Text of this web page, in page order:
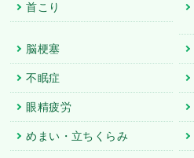
首こり
脳梗塞
不眠症
眼精疲労
めまい・立ちくらみ